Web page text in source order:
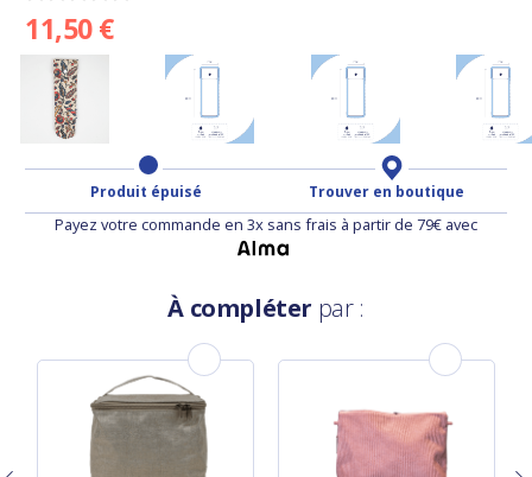
11,50 €
Produit épuisé Trouver en boutique
Payez votre commande en 3x sans frais à partir de 79€ avec
À compléter par :